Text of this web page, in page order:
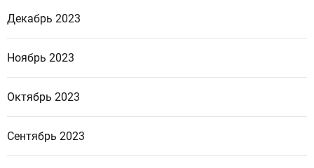
Декабрь 2023
Ноябрь 2023
Октябрь 2023
Сентябрь 2023